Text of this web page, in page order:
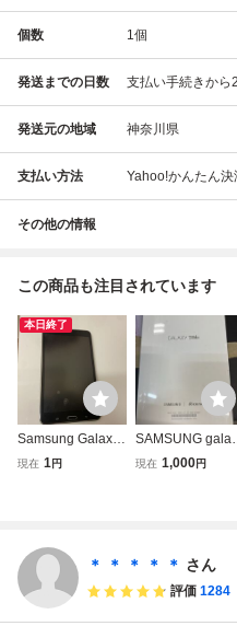
個数 1個
発送までの日数 支払い手続きから
発送元の地域 神奈川県
支払い方法 Yahoo!かんたん決
その他の情報
この商品も注目されています
本日終了
Samsung Galaxy
Tab4 タブレット
現在 1円
SAMSUNG
タブレット
現在 1,000円
＊ ＊ ＊ ＊ ＊ さん
評価 1284